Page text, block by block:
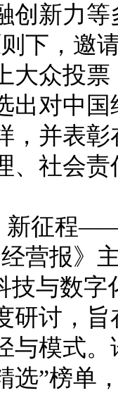
创新力
下，邀
大众投
出对中
，并表
、社会
新征程
营报》
技与数字
研讨，
与模式。
选”榜单